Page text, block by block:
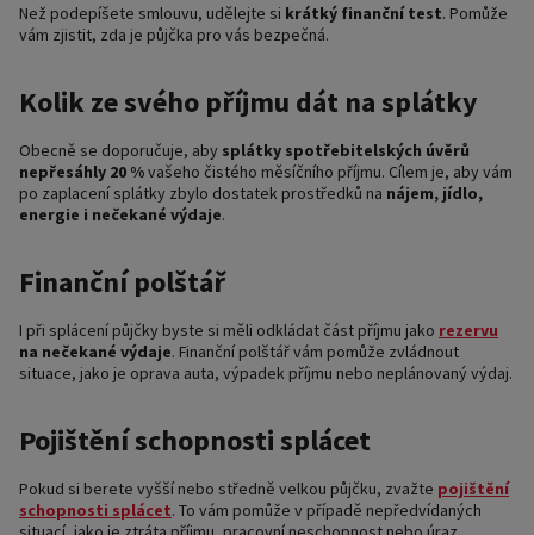
Než podepíšete smlouvu, udělejte si krátký finanční test. Pomůže
vám zjistit, zda je půjčka pro vás bezpečná.
Kolik ze svého příjmu dát na splátky
Obecně se doporučuje, aby splátky spotřebitelských úvěrů
nepřesáhly 20 %vašeho čistého měsíčního příjmu. Cílem je, aby vám
po zaplacení splátky zbylo dostatek prostředků na nájem, jídlo,
energie i nečekané výdaje.
Finanční polštář
I při splácení půjčky byste si měli odkládat část příjmu jako rezervu
na nečekané výdaje. Finanční polštář vám pomůže zvládnout
situace, jako je oprava auta, výpadek příjmu nebo neplánovaný výdaj.
Pojištění schopnosti splácet
Pokud si berete vyšší nebo středně velkou půjčku, zvažte pojištění
schopnosti splácet. To vám pomůže v případě nepředvídaných